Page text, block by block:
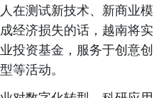
在测试新技术、新商业模
经济损失的话，越南将实
投资基金，服务于创意创
等活动。